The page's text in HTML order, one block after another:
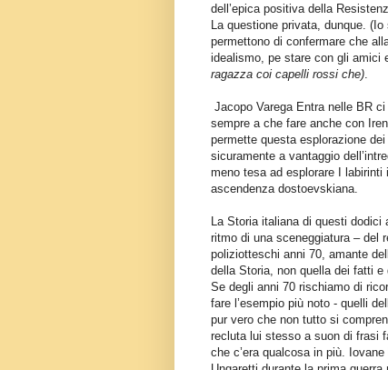
dell’epica positiva della
La questione privata, dunque.
permettono di confermare che
idealismo, pe stare con gli amici
ragazza coi capelli rossi che)
Jacopo Varega Entra nelle BR
sempre a che fare anche con
permette questa esplorazione
sicuramente a vantaggio
meno tesa ad esplorare I labirinti
ascendenza dostoevskiana.
La Storia italiana di questi
ritmo di una sceneggiatura – del
poliziotteschi anni 70, amante
della Storia, non quella dei fatti
Se degli anni 70 rischiamo di
fare l’esempio più noto - quelli
pur vero che non tutto si
recluta lui stesso a suon di frasi
che c’era qualcosa in più.